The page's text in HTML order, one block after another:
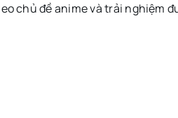
chủ đề anime và trải nghiệm